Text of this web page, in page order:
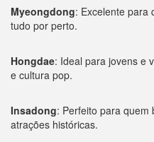
Myeongdong: Excelente para
tudo por perto.
Hongdae: Ideal para jovens e
e cultura pop.
Insadong: Perfeito para quem
atrações históricas.